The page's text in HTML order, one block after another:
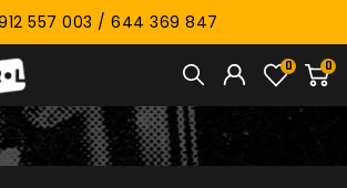
557 003 / 644 369 847
0
0